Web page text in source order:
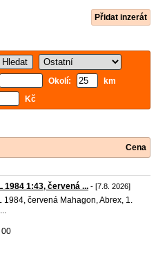
Přidat inzerát
Okolí:
km
Kč
Cena
1984 1:43, červená ... - [7.8. 2026]
1984, červená Mahagon, Abrex, 1.
00